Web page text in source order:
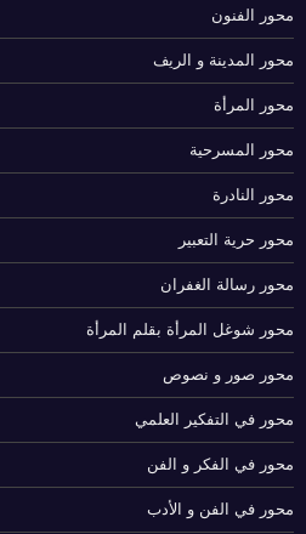
محور الفنون
محور المدينة و الريف
محور المرأة
محور المسرحية
محور النادرة
محور حرية التعبير
محور رسالة الغفران
محور شوغل المرأة بقلم المرأة
محور صور و نصوص
محور في التفكير العلمي
محور في الفكر و الفن
محور في الفن و الأدب